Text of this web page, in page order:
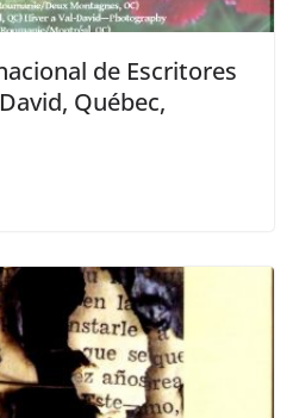
de Escritores
Québec,